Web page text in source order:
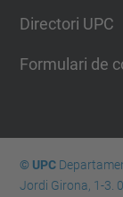
Directori UPC
Formulari de
© UPC
Jordi Girona, 1-3.